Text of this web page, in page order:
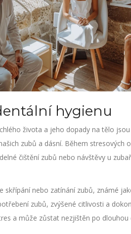
hygienu
života a jeho dopady na tělo
zubů a dásní. Během stresových
čištění zubů nebo návštěvy u
skřípání nebo zatínání zubů, známé
zubů, zvýšené citlivosti a
a může zůstat nezjištěn po dlouhou